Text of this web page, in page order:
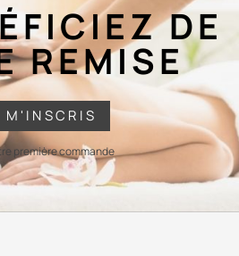
DE
REMISE
M'INSCRIS
première commande